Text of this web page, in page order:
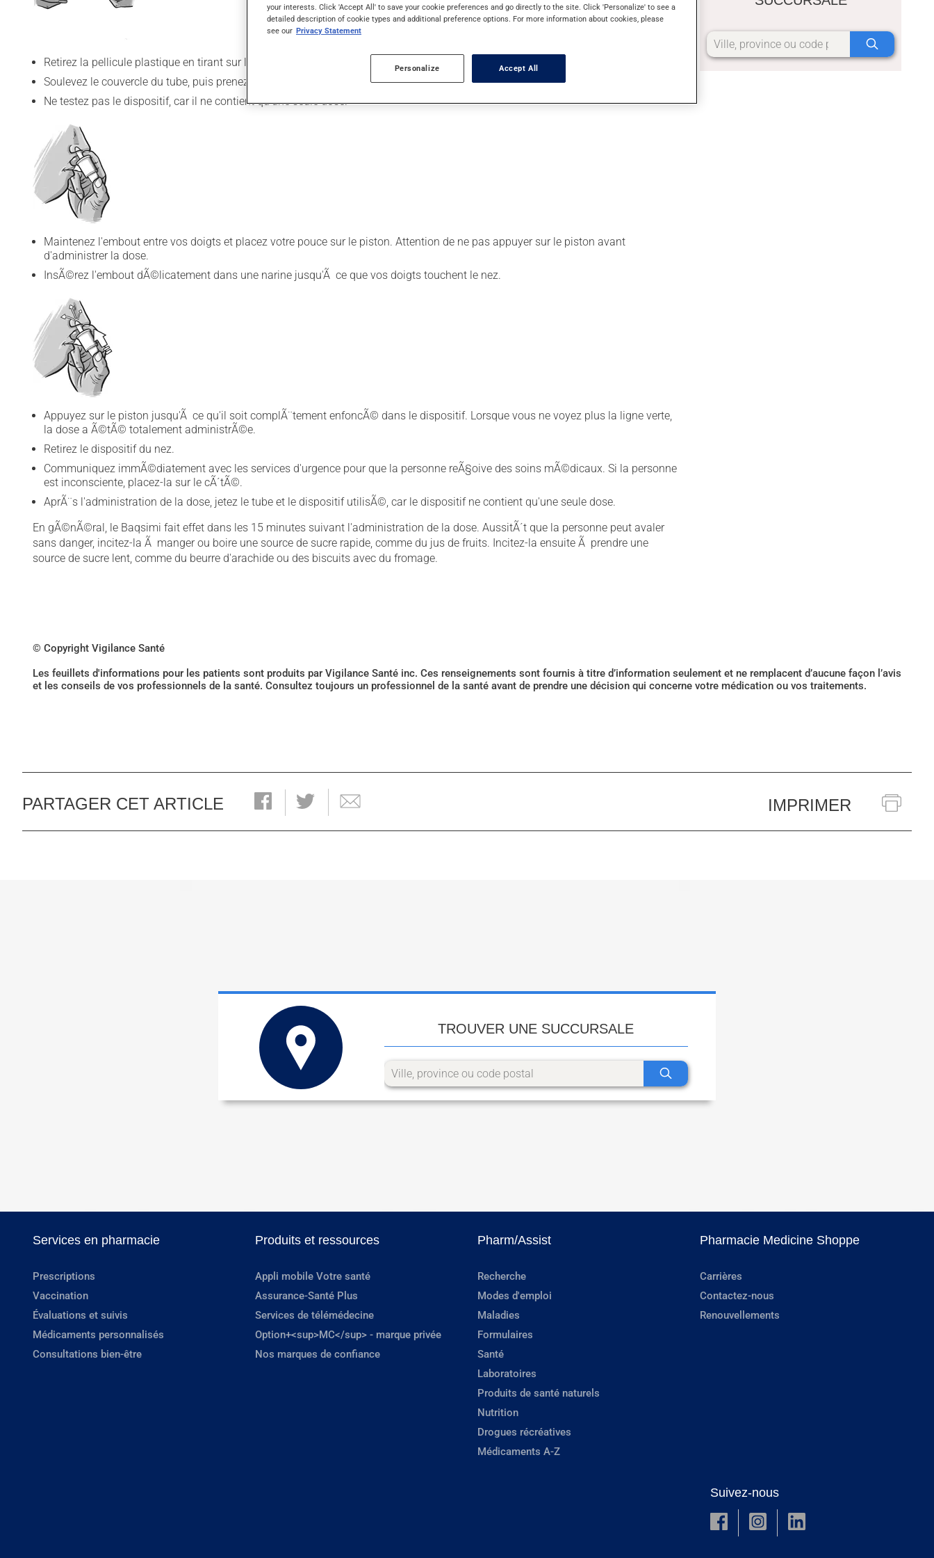
Retirez la pellicule plastique en tirant sur la bande rouge.
Soulevez le couvercle du tube, puis prenez le dispositif.
Ne testez pas le dispositif, car il ne contient qu'une seule dose.
Maintenez l'embout entre vos doigts et placez votre pouce sur le piston. Attention de ne pas appuyer sur le piston avant
d'administrer la dose.
InsÃ©rez l'embout dÃ©licatement dans une narine jusqu'Ã ce que vos doigts touchent le nez.
Appuyez sur le piston jusqu'Ã ce qu'il soit complÃ¨tement enfoncÃ© dans le dispositif. Lorsque vous ne voyez plus la ligne verte,
la dose a Ã©tÃ© totalement administrÃ©e.
Retirez le dispositif du nez.
Communiquez immÃ©diatement avec les services d'urgence pour que la personne reÃ§oive des soins mÃ©dicaux. Si la personne
est inconsciente, placez-la sur le cÃ´tÃ©.
AprÃ¨s l'administration de la dose, jetez le tube et le dispositif utilisÃ©, car le dispositif ne contient qu'une seule dose.
En gÃ©nÃ©ral, le Baqsimi fait effet dans les 15 minutes suivant l'administration de la dose. AussitÃ´t que la personne peut avaler
sans danger, incitez-la Ã manger ou boire une source de sucre rapide, comme du jus de fruits. Incitez-la ensuite Ã prendre une
source de sucre lent, comme du beurre d'arachide ou des biscuits avec du fromage.
© Copyright Vigilance Santé
Les feuillets d'informations pour les patients sont produits par Vigilance Santé inc. Ces renseignements sont fournis à titre d’information seulement et ne remplacent d’aucune façon l’avis
et les conseils de vos professionnels de la santé. Consultez toujours un professionnel de la santé avant de prendre une décision qui concerne votre médication ou vos traitements.
PARTAGER CET ARTICLE IMPRIMER
TROUVER UNE SUCCURSALE
Services en pharmacie
Prescriptions
Vaccination
Évaluations et suivis
Médicaments personnalisés
Consultations bien-être
Produits et ressources
Appli mobile Votre santé
Assurance-Santé Plus
Services de télémédecine
Option+<sup>MC</sup> - marque privée
Nos marques de confiance
Pharm/Assist
Recherche
Modes d'emploi
Maladies
Formulaires
Santé
Laboratoires
Produits de santé naturels
Nutrition
Drogues récréatives
Médicaments A-Z
Pharmacie Medicine Shoppe
Carrières
Contactez-nous
Renouvellements
Suivez-nous
your interests. Click 'Accept All' to save your cookie preferences and go directly to the site. Click 'Personalize' to see a
detailed description of cookie types and additional preference options. For more information about cookies, please
see our Privacy Statement
Personalize Accept All